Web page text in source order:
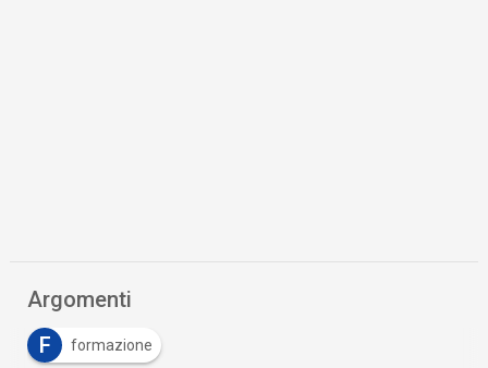
Argomenti
F
formazione